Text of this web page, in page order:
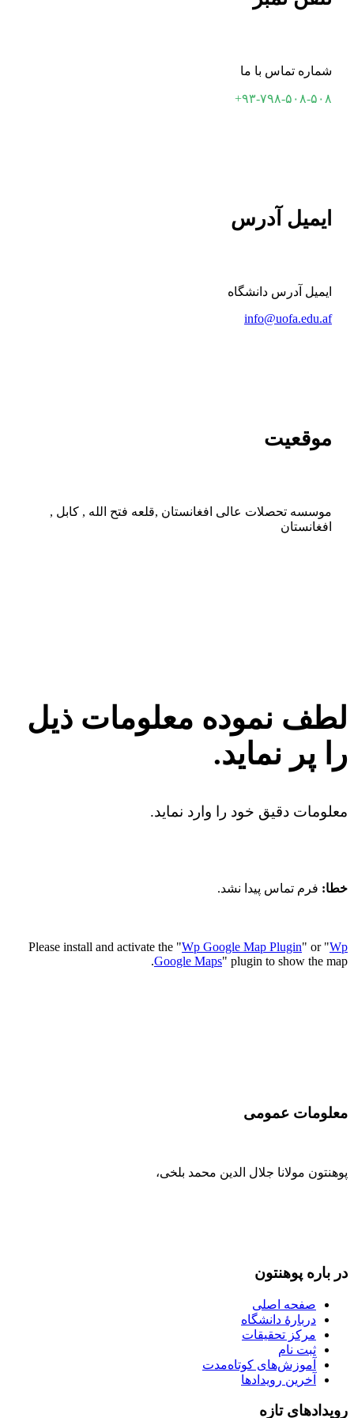
شماره تماس با ما
۹۳-۷۹۸-۵۰۸-۵۰۸+
ایمیل آدرس
ایمیل آدرس دانشگاه
info@uofa.edu.af
موقعیت
موسسه تحصلات عالی افغانستان ,قلعه فتح الله , کابل ,
افغانستان
لطف نموده معلومات ذیل
را پر نماید.
معلومات دقیق خود را وارد نماید.
خطا: فرم تماس پیدا نشد.
Please install and activate the "Wp Google Map Plugin" or "Wp
Google Maps" plugin to show the map.
معلومات عمومی
پوهنتون مولانا جلال الدین محمد بلخی،
در باره‌ پوهنتون
صفحه اصلی
دربارۀ‌ دانشگاه
مرکز تحقیقات
ثبت نام
آموزش‌های کوتاه‌مدت
آخرین رویدادها
رویداد‌های تازه